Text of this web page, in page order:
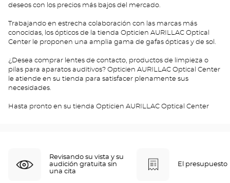
deseos con los precios más bajos del mercado.
Trabajando en estrecha colaboración con las marcas más
conocidas, los ópticos de la tienda Opticien AURILLAC Optical
Center le proponen una amplia gama de gafas ópticas y de sol.
¿Desea comprar lentes de contacto, productos de limpieza o
pilas para aparatos auditivos? Opticien AURILLAC Optical Center
le atiende en su tienda para satisfacer plenamente sus
necesidades.
Hasta pronto en su tienda Opticien AURILLAC Optical Center
Revisando su vista y su
audición gratuita sin
una cita
El presupuesto